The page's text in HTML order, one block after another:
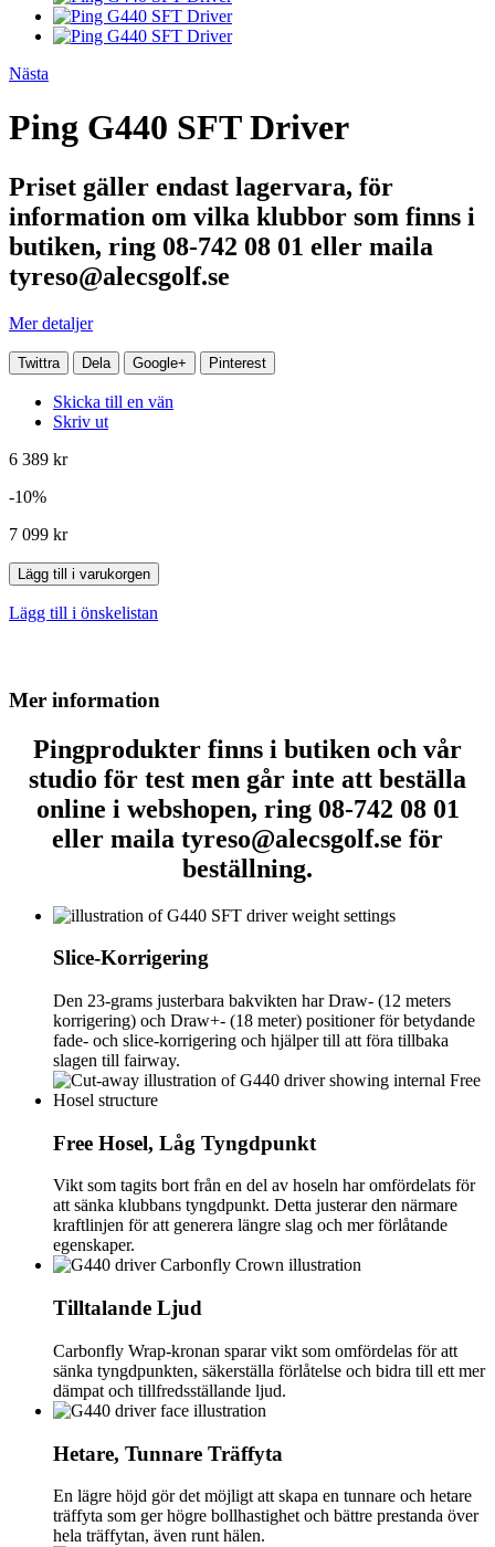
Nästa
Ping G440 SFT Driver
Priset gäller endast lagervara, för
information om vilka klubbor som finns i
butiken, ring 08-742 08 01 eller maila
tyreso@alecsgolf.se
Mer detaljer
Twittra Dela Google+ Pinterest
Skicka till en vän
Skriv ut
6 389 kr
-10%
7 099 kr
Lägg till i varukorgen
Lägg till i önskelistan
Mer information
Pingprodukter finns i butiken och vår
studio för test men går inte att beställa
online i webshopen, ring 08-742 08 01
eller maila tyreso@alecsgolf.se för
beställning.
Slice-Korrigering
Den 23-grams justerbara bakvikten har Draw- (12 meters
korrigering) och Draw+- (18 meter) positioner för betydande
fade- och slice-korrigering och hjälper till att föra tillbaka
slagen till fairway.
Free Hosel, Låg Tyngdpunkt
Vikt som tagits bort från en del av hoseln har omfördelats för
att sänka klubbans tyngdpunkt. Detta justerar den närmare
kraftlinjen för att generera längre slag och mer förlåtande
egenskaper.
Tilltalande Ljud
Carbonfly Wrap-kronan sparar vikt som omfördelas för att
sänka tyngdpunkten, säkerställa förlåtelse och bidra till ett mer
dämpat och tillfredsställande ljud.
Hetare, Tunnare Träffyta
En lägre höjd gör det möjligt att skapa en tunnare och hetare
träffyta som ger högre bollhastighet och bättre prestanda över
hela träffytan, även runt hälen.